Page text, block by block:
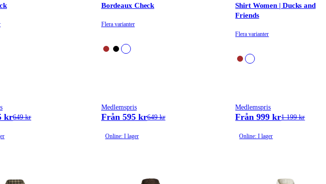
kr649 kr
Bordeaux Check
Flera varianter
Medlemspris
Från 595 kr649 kr
Online: I lager
Shirt Women | Ducks and
Friends
Flera varianter
Medlemspris
Från 999 kr1 199 kr
Online: I lager